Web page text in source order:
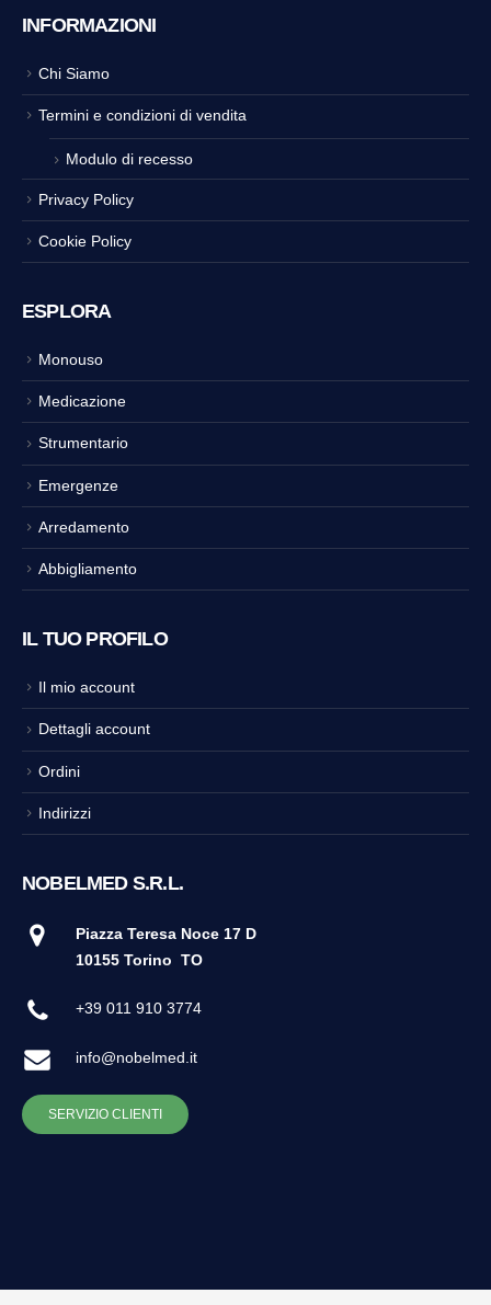
INFORMAZIONI
Chi Siamo
Termini e condizioni di vendita
Modulo di recesso
Privacy Policy
Cookie Policy
ESPLORA
Monouso
Medicazione
Strumentario
Emergenze
Arredamento
Abbigliamento
IL TUO PROFILO
Il mio account
Dettagli account
Ordini
Indirizzi
NOBELMED S.R.L.
Piazza Teresa Noce 17 D
10155 Torino TO
+39 011 910 3774
info@nobelmed.it
SERVIZIO CLIENTI